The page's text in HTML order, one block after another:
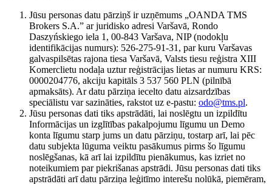
Jūsu personas datu pārziņš ir uzņēmums „OANDA TMS
Brokers S.A.” ar juridisko adresi Varšavā, Rondo
Daszyńskiego iela 1, 00-843 Varšava, NIP (nodokļu
identifikācijas numurs): 526-275-91-31, par kuru Varšavas
galvaspilsētas rajona tiesa Varšavā, Valsts tiesu reģistra XIII
Komerclietu nodaļa uztur reģistrācijas lietas ar numuru KRS:
0000204776, akciju kapitāls 3 537 560 PLN (pilnībā
apmaksāts). Ar datu pārziņa iecelto datu aizsardzības
speciālistu var sazināties, rakstot uz e-pastu: odo@tms.pl.
Jūsu personas dati tiks apstrādāti, lai noslēgtu un izpildītu
Informācijas un izglītības pakalpojumu līgumu un Demo
konta līgumu starp jums un datu pārziņu, tostarp arī, lai pēc
datu subjekta lūguma veiktu pasākumus pirms šo līgumu
noslēgšanas, kā arī lai izpildītu pienākumus, kas izriet no
noteikumiem par piekrišanas apstrādi. Jūsu personas dati tiks
apstrādāti arī datu pārziņa leģitīmo interešu nolūkā, piemēram,